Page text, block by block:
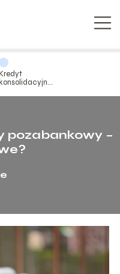
Kredyt
konsolidacyjny
możliwe?
pozabankowy –